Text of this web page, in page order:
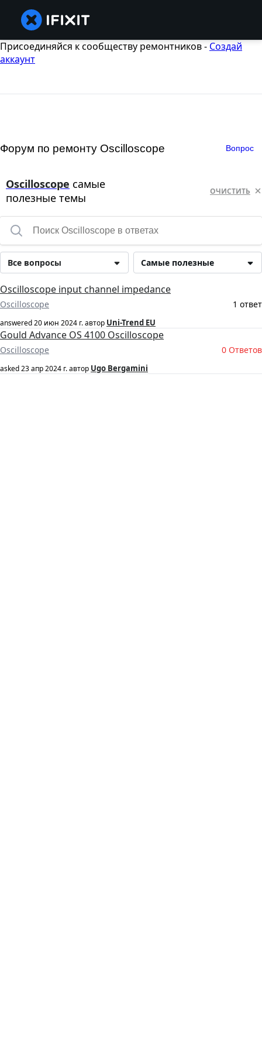
Присоединяйся к сообществу ремонтников - Создай
аккаунт
Форум по ремонту Oscilloscope Вопрос
Oscilloscope самые
полезные темы
ОЧИСТИТЬ
Самые полезные
Все вопросы
Oscilloscope input channel impedance
Oscilloscope 1 ответ
answered20 июн 2024 г.автор Uni-Trend EU
Gould Advance OS 4100 Oscilloscope
Oscilloscope 0 Ответов
asked23 апр 2024 г.автор Ugo Bergamini